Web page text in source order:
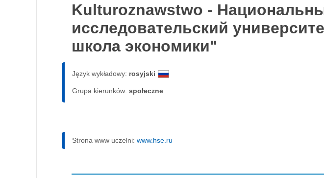
Kulturoznawstwo -
исследовательский
школа экономики"
Język wykładowy: rosyjski
Grupa kierunków: społeczne
Strona www uczelni: www.hse.ru